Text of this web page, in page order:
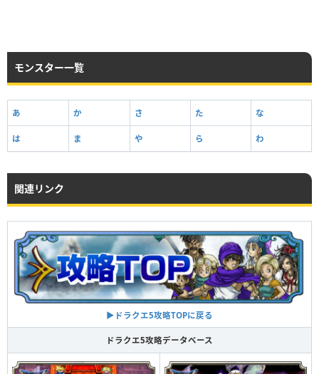
モンスター一覧
あ か さ た な
は ま や ら わ
関連リンク
▶︎ドラクエ5攻略TOPに戻る
ドラクエ5攻略データベース